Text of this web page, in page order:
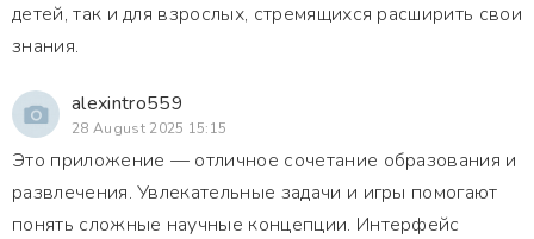
детей, так и для взрослых, стремящихся расширить свои
знания.
alexintro559
28 August 2025 15:15
Это приложение — отличное сочетание образования и
развлечения. Увлекательные задачи и игры помогают
понять сложные научные концепции. Интерфейс